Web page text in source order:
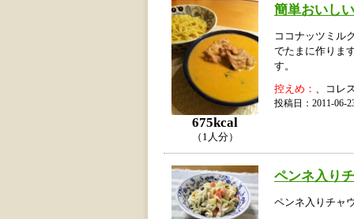
675kcal
（1人分）
簡単おいし
ココナッツミル
でたまに作りま
す。
控えめ： 、コレ
投稿日：2011-
ペンネ入り
ペンネ入りチャ